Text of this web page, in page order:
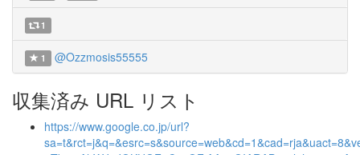
1
1 @Ozzmosis55555
収集済み URL リスト
https://www.google.co.jp/url?